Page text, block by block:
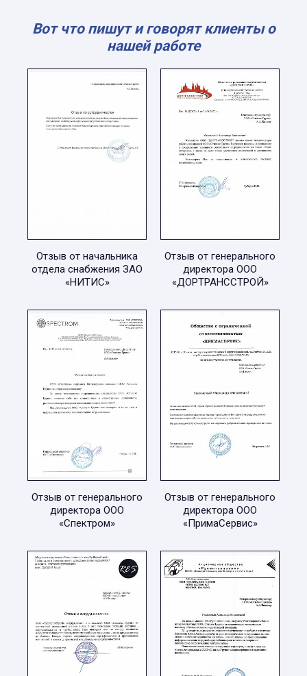
Вот что пишут и говорят клиенты о
нашей работе
Отзыв от начальника
отдела снабжения ЗАО
«НИТИС»
Отзыв от генерального
директора ООО
«ДОРТРАНССТРОЙ»
Отзыв от генерального
директора ООО
«Спектром»
Отзыв от генерального
директора ООО
«ПримаСервис»